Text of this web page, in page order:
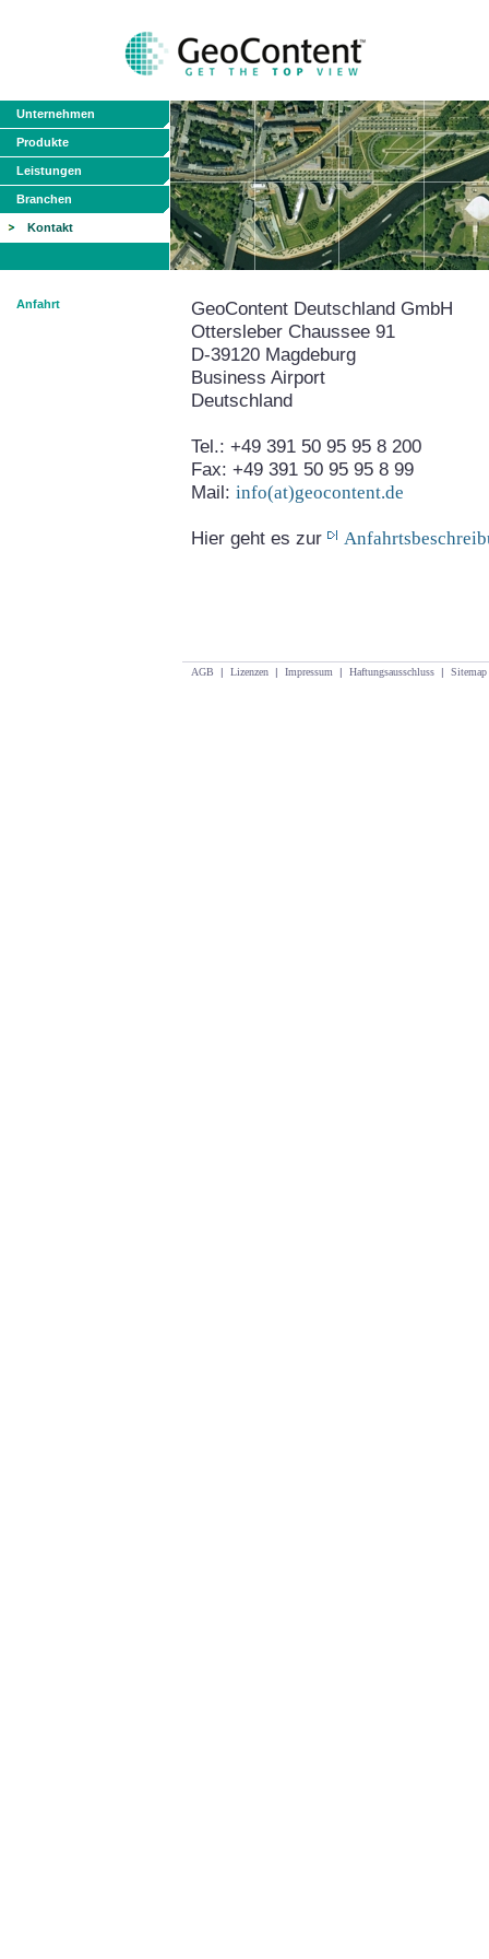
Unternehmen
Produkte
Leistungen
Branchen
Kontakt
Anfahrt
GeoContent Deutschland GmbH
Ottersleber Chaussee 91
D-39120 Magdeburg
Business Airport
Deutschland
Tel.: +49 391 50 95 95 8 200
Fax: +49 391 50 95 95 8 99
Mail: info(at)geocontent.de
Hier geht es zur
AGB | Lizenzen | Impressum | Haftungsausschluss | Sitemap